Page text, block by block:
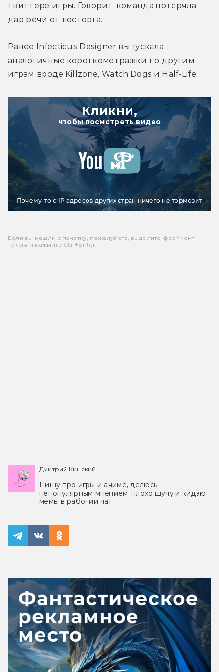
твиттере игры. Говорит, команда потеряла
дар речи от восторга.
Ранее Infectious Designer выпускала
аналогичные короткометражки по другим
играм вроде Killzone, Watch Dogs и Half-Life.
Кликни,
чтобы посмотреть видео
Почему-то с IP адресов других стран ничего не тормозит
Если вы нашли опечатку, пожалуйста, выделите фрагмент
текста и нажмите Ctrl+Enter.
Дмитрий Кинский
Пишу про игры и аниме, делюсь
непопулярным мнением, плохо шучу и кидаю
мемы в рабочий чат.